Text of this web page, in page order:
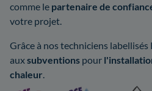
comme le partenaire de
votre projet.
Grâce à nos techniciens labellisés
auxsubventions pour
chaleur.